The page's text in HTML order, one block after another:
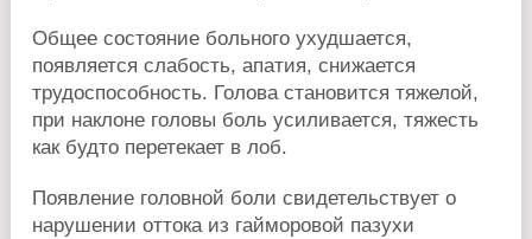
Общее состояние больного ухудшается,
появляется слабость, апатия, снижается
трудоспособность. Голова становится тяжелой,
при наклоне головы боль усиливается, тяжесть
как будто перетекает в лоб.
Появление головной боли свидетельствует о
нарушении оттока из гайморовой пазухи